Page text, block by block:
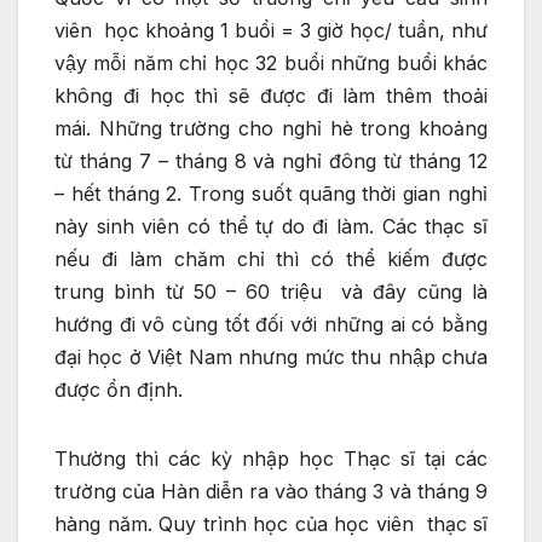
viên học khoảng 1 buổi = 3 giờ học/ tuần, như
vậy mỗi năm chỉ học 32 buổi những buổi khác
không đi học thì sẽ được đi làm thêm thoải
mái. Những trường cho nghỉ hè trong khoảng
từ tháng 7 – tháng 8 và nghỉ đông từ tháng 12
– hết tháng 2. Trong suốt quãng thời gian nghỉ
này sinh viên có thể tự do đi làm. Các thạc sĩ
nếu đi làm chăm chỉ thì có thể kiếm được
trung bình từ 50 – 60 triệu và đây cũng là
hướng đi vô cùng tốt đối với những ai có bằng
đại học ở Việt Nam nhưng mức thu nhập chưa
được ổn định.
Thường thì các kỳ nhập học Thạc sĩ tại các
trường của Hàn diễn ra vào tháng 3 và tháng 9
hàng năm. Quy trình học của học viên thạc sĩ